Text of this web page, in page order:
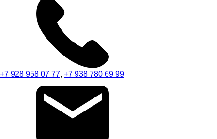
+7 928 958 07 77, +7 938 780 69 99